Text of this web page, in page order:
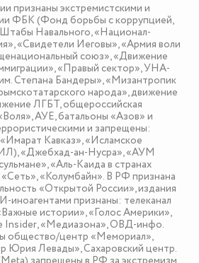
признаны экстремистскими и
ФБК (Фонд борьбы с коррупцией,
Навального, «Национал-
«Свидетели Иеговы», «Армия воли
союз», «Движение
«Правый сектор», УНА-
Степана Бандеры», «Мизантропик
народа», движение
ЛГБТ, общероссийская
АУЕ, батальоны «Азов» и
и запрещены:
Кавказ», «Исламское
«Джебхад-ан-Нусра», «АУМ
«Аль-Каида в странах
«Колумбайн». В РФ признана
«Открытой России», издания
признаны: телеканал
истории», «Голос Америки»,
Insider, «Медиазона», ОВД-инфо.
общество/центр «Мемориал»,
Юрия Левады», Сахаровский центр.